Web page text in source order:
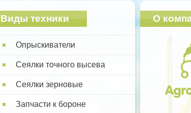
Виды техники
Опрыскиватели
Сеялки точного высева
Сеялки зерновые
Запчасти к бороне
О